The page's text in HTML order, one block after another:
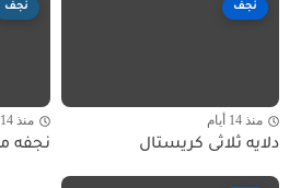
نجف
منذ 14 أيام
دلايه ثلاثى كريستال
نجف
منذ 14 أيام
نجفه